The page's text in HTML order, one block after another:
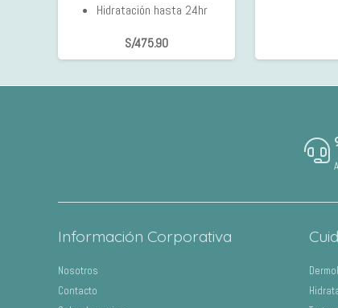
Hidratación hasta 24hr
S/475.90
Información Corporativa
Nosotros
Contacto